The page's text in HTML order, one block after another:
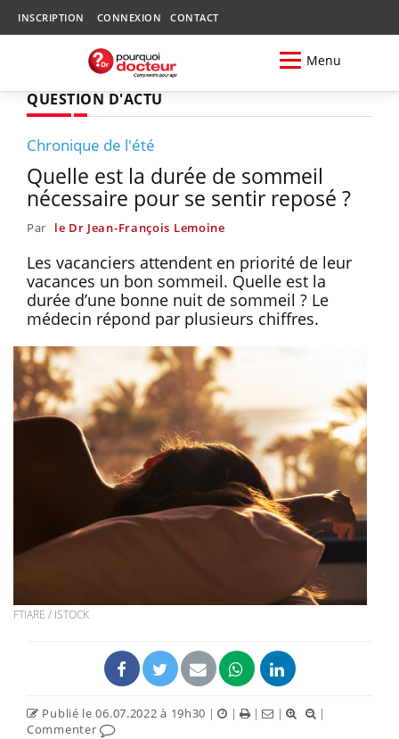
INSCRIPTION CONNEXION CONTACT
Menu
QUESTION D'ACTU
Chronique de l'été
Quelle est la durée de sommeil
nécessaire pour se sentir reposé ?
Par le Dr Jean-François Lemoine
Les vacanciers attendent en priorité de leur
vacances un bon sommeil. Quelle est la
durée d’une bonne nuit de sommeil ? Le
médecin répond par plusieurs chiffres.
FTIARE / ISTOCK
Publié le 06.07.2022 à 19h30 | | | |
|
Commenter